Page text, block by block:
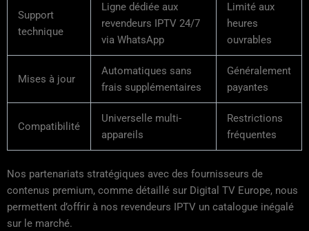
Support
technique
Ligne dédiée aux
revendeurs IPTV 24/7
via WhatsApp
Limité aux
heures
ouvrables
Mises à jour
Automatiques sans
frais supplémentaires
Généralement
payantes
Compatibilité
Universelle multi-
appareils
Restrictions
fréquentes
Nos partenariats stratégiques avec des fournisseurs de
contenus premium, comme détaillé sur Digital TV Europe, nous
permettent d’offrir à nos revendeurs IPTV un catalogue inégalé
sur le marché.